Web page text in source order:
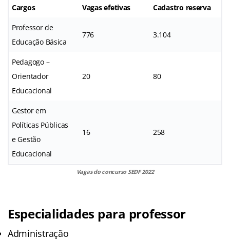
Cargos Vagas efetivas Cadastro reserva
Professor de
Educação Básica
776 3.104
Pedagogo –
Orientador
Educacional
20 80
Gestor em
Políticas Públicas
e Gestão
Educacional
16 258
Vagas do concurso SEDF 2022
Especialidades para professor
Administração